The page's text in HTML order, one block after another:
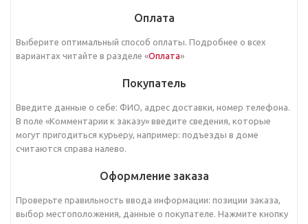
Оплата
Выберите оптимальный способ оплаты. Подробнее о всех
вариантах читайте в разделе «Оплата»
Покупатель
Введите данные о себе: ФИО, адрес доставки, номер телефона.
В поле «Комментарии к заказу» введите сведения, которые
могут пригодиться курьеру, например: подъезды в доме
считаются справа налево.
Оформление заказа
Проверьте правильность ввода информации: позиции заказа,
выбор местоположения, данные о покупателе. Нажмите кнопку